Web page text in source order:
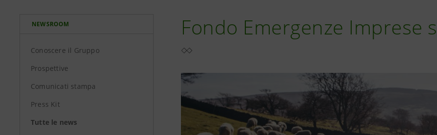
NEWSROOM
Conoscere il Gruppo
Prospettive
Comunicati stampa
Press Kit
Tutte le news
Fondo Emergenze Imprese